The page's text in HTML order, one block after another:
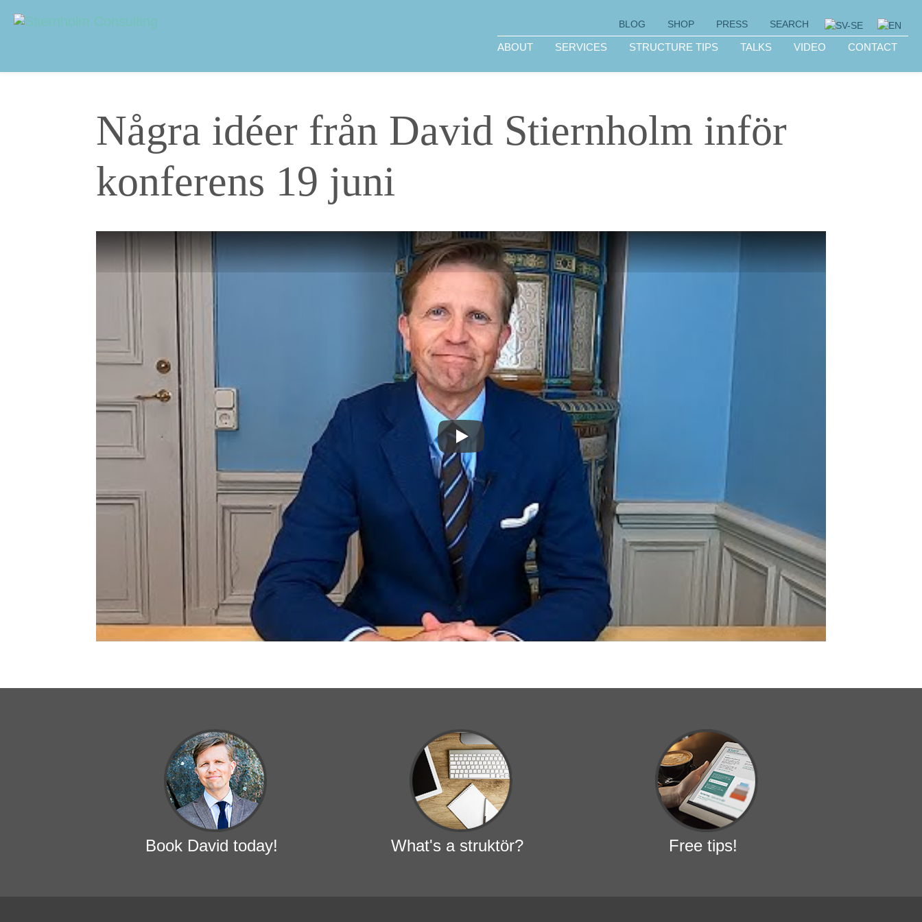
Sidhuvud
ABOUT SERVICES STRUCTURE TIPS TALKS VIDEO CONTACT
BLOG SHOP PRESS SEARCH
Några idéer från David Stiernholm inför
konferens 19 juni
Spela upp
Book David today! What's a struktör? Free tips!